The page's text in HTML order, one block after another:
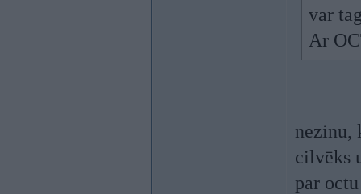
var
Ar
nezinu,
cilvēks
par